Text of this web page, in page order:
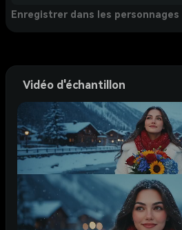
Enregistrer dans les personnages
Vidéo d'échantillon